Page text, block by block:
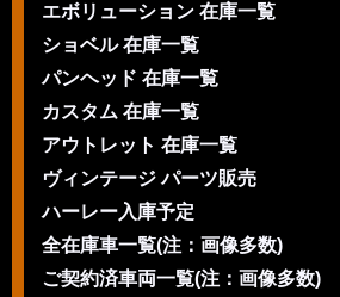
エボリューション 在庫一覧
ショベル 在庫一覧
パンヘッド 在庫一覧
カスタム 在庫一覧
アウトレット 在庫一覧
ヴィンテージ パーツ販売
ハーレー入庫予定
全在庫車一覧(注：画像多数)
ご契約済車両一覧(注：画像多数)